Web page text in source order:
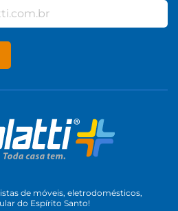
de móveis, eletrodomésticos,
do Espírito Santo!